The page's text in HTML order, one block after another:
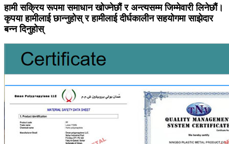
हामी सक्रिय रूपमा समाधान खोज्नेछौं र अन्त्यसम्म जिम्मेवारी लिनेछौं।
कृपया हामीलाई छान्नुहोस् र हामीलाई दीर्घकालीन सहयोगमा साझेदार
बन्न दिनुहोस्